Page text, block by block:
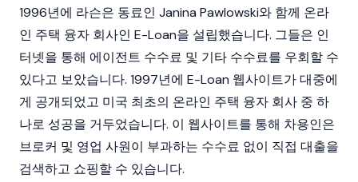
1996년에 라슨은 동료인 Janina Pawlowski와 함께 온라
인 주택 융자 회사인 E-Loan을 설립했습니다. 그들은 인
터넷을 통해 에이전트 수수료 및 기타 수수료를 우회할 수
있다고 보았습니다. 1997년에 E-Loan 웹사이트가 대중에
게 공개되었고 미국 최초의 온라인 주택 융자 회사 중 하
나로 성공을 거두었습니다. 이 웹사이트를 통해 차용인은
브로커 및 영업 사원이 부과하는 수수료 없이 직접 대출을
검색하고 쇼핑할 수 있습니다.